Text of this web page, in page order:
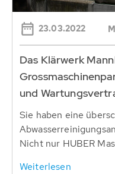
23.03.2022
Das Klärwerk
und
Sie haben eine
Nicht nur HUBER
Weiterlesen